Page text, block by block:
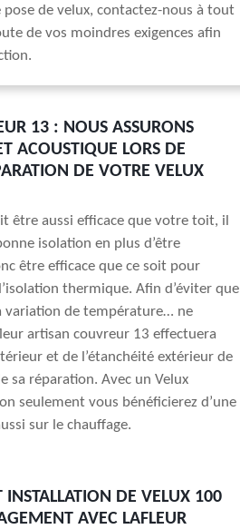
de velux, contactez-nous à tout
de vos moindres exigences afin
13 : NOUS ASSURONS
ACOUSTIQUE LORS DE
DE VOTRE VELUX
être aussi efficace que votre toit, il
isolation en plus d’être
être efficace que ce soit pour
thermique. Afin d’éviter que
variation de température… ne
artisan couvreur 13 effectuera
et de l’étanchéité extérieur de
sa réparation. Avec un Velux
seulement vous bénéficierez d’une
sur le chauffage.
INSTALLATION DE VELUX 100
AVEC LAFLEUR